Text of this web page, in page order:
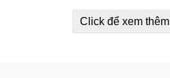
Click để xem thêm